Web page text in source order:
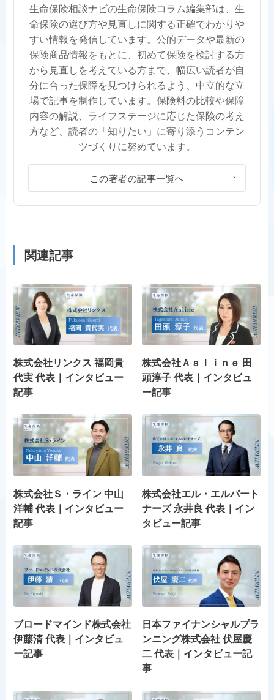
生命保険相談ナビの生命保険コラム編集部は、生
命保険の選び方や見直しに関する正確でわかりや
すい情報を発信しています。公的データや最新の
保険商品情報をもとに、初めて保険を検討する方
から見直しを考えている方まで、幅広い読者が自
分に合った保障を見つけられるよう、中立的な立
場で記事を制作しています。保険料の比較や保障
内容の解説、ライフステージに応じた保険の考え
方など、読者の「知りたい」に寄り添うコンテン
ツづくりに努めています。
この著者の記事一覧へ
関連記事
株式会社リンクス 福岡貴
代実 代表｜インタビュー
記事
株式会社Ａｓｌｉｎｅ 田
頭淳子 代表｜インタビュ
ー記事
株式会社Ｓ・ライン 中山
洋輔 代表｜インタビュー
記事
株式会社エル・エルパート
ナーズ 永井良 代表｜イン
タビュー記事
ブロードマインド株式会社
伊藤清 代表｜インタビュ
ー記事
日本ファイナンシャルプラ
ンニング株式会社 伏屋慶
二 代表｜インタビュー記
事